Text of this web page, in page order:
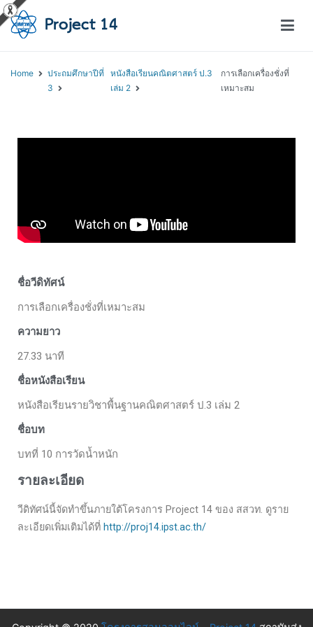
Home
ประถมศึกษาปีที่
3
หนังสือเรียนคณิตศาสตร์ ป.3
เล่ม 2
การเลือกเครื่องชั่งที่
เหมาะสม
ชื่อวีดิทัศน์
การเลือกเครื่องชั่งที่เหมาะสม
ความยาว
27.33 นาที
ชื่อหนังสือเรียน
หนังสือเรียนรายวิชาพื้นฐานคณิตศาสตร์ ป.3 เล่ม 2
ชื่อบท
บทที่ 10 การวัดน้ำหนัก
รายละเอียด
วีดิทัศน์นี้จัดทำขึ้นภายใต้โครงการ Project 14 ของ สสวท. ดูราย
ละเอียดเพิ่มเติมได้ที่ http://proj14.ipst.ac.th/